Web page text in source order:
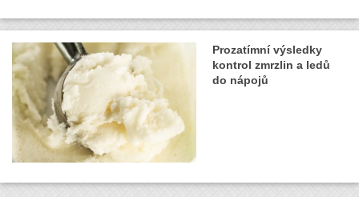
Prozatímní výsledky
kontrol zmrzlin a ledů
do nápojů